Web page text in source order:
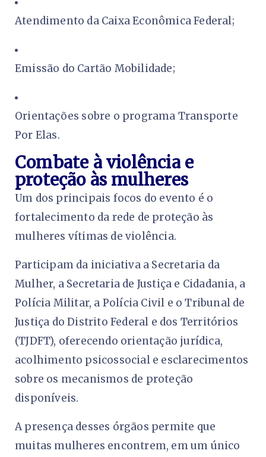
Atendimento da Caixa Econômica Federal;
Emissão do Cartão Mobilidade;
Orientações sobre o programa Transporte
Por Elas.
Combate à violência e
proteção às mulheres
Um dos principais focos do evento é o
fortalecimento da rede de proteção às
mulheres vítimas de violência.
Participam da iniciativa a Secretaria da
Mulher, a Secretaria de Justiça e Cidadania, a
Polícia Militar, a Polícia Civil e o Tribunal de
Justiça do Distrito Federal e dos Territórios
(TJDFT), oferecendo orientação jurídica,
acolhimento psicossocial e esclarecimentos
sobre os mecanismos de proteção
disponíveis.
A presença desses órgãos permite que
muitas mulheres encontrem, em um único